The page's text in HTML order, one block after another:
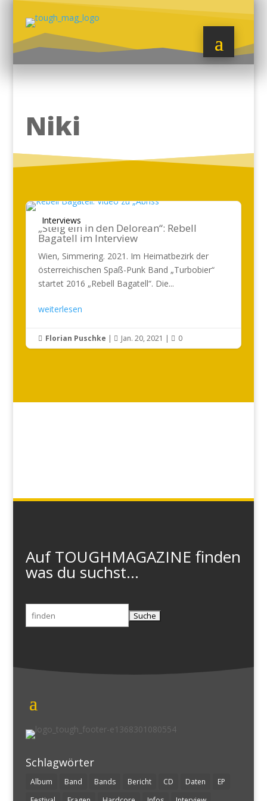
Niki
Interviews
„Steig ein in den Delorean“: Rebell
Bagatell im Interview
Wien, Simmering. 2021. Im Heimatbezirk der
österreichischen Spaß-Punk Band „Turbobier“
startet 2016 „Rebell Bagatell“. Die...
weiterlesen
 Florian Puschke |  Jan. 20, 2021 |  0
Auf TOUGHMAGAZINE finden
was du suchst...
Suchen
nach:
Schlagwörter
Album Band Bands Bericht CD Daten
EP